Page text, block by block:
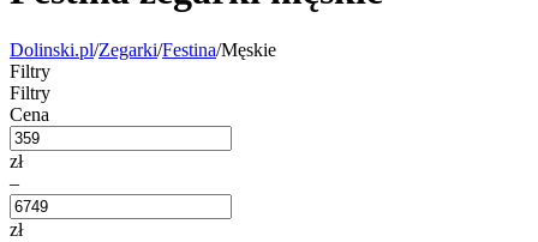
Dolinski.pl/Zegarki/Festina/Męskie
Filtry
Filtry
Cena
zł
–
zł